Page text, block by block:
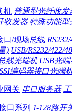
机 普通型光纤收发
收发器 特殊功能型
口/现场总线
) USB/RS232/422/
线光端机 USB光端
SSI编码器接口光端
网关 串口服务器
口系列 1-128路开